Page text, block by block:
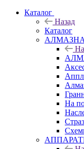
Каталог
Назад
Каталог
На